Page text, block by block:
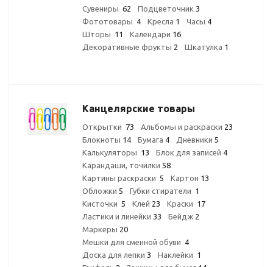
Сувениры 62 Подцветочник 3
Фототовары 4 Кресла 1 Часы 4
Шторы 11 Календари 16
Декоративные фрукты 2 Шкатулка 1
Канцелярские товары
Открытки 73 Альбомы и раскраски 23
Блокноты 14 Бумага 4 Дневники 5
Калькуляторы 13 Блок для записей 4
Карандаши, точилки 58
Картины раскраски 5 Картон 13
Обложки 5 Губки стиратели 1
Кисточки 5 Клей 23 Краски 17
Ластики и линейки 33 Бейдж 2
Маркеры 20
Мешки для сменной обуви 4
Доска для лепки 3 Наклейки 1